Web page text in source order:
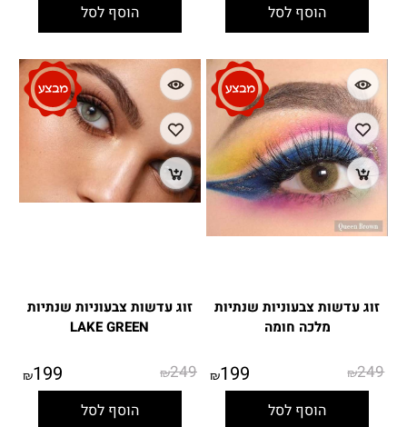
הוסף לסל הוסף לסל
זוג עדשות צבעוניות שנתיות
מלכה חומה
₪249
₪199
הוסף לסל
זוג עדשות צבעוניות שנתיות
LAKE GREEN
₪249
₪199
הוסף לסל